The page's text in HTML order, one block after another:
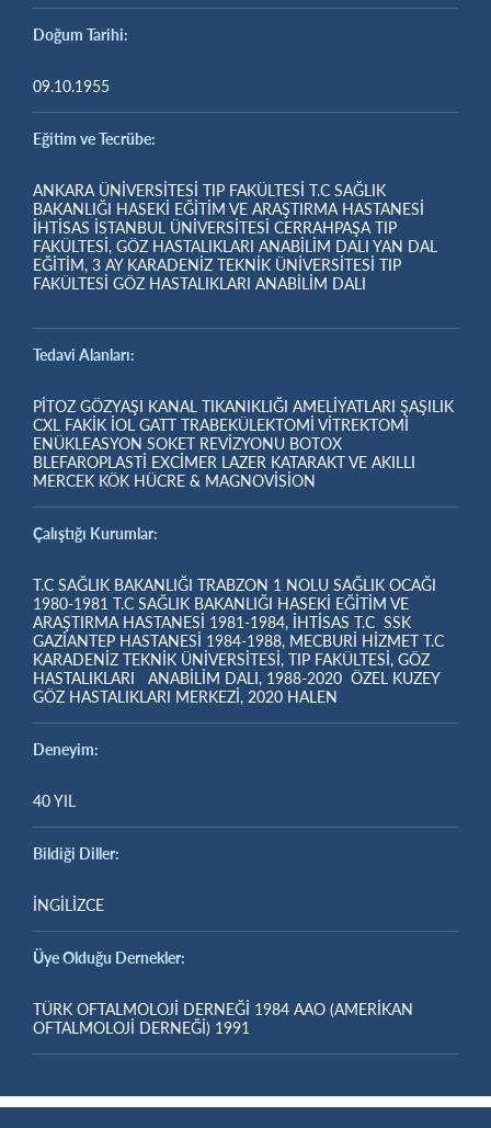
Doğum Tarihi:
09.10.1955
Eğitim ve Tecrübe:
ANKARA ÜNİVERSİTESİ TIP FAKÜLTESİ T.C SAĞLIK
BAKANLIĞI HASEKİ EĞİTİM VE ARAŞTIRMA HASTANESİ
İHTİSAS İSTANBUL ÜNİVERSİTESİ CERRAHPAŞA TIP
FAKÜLTESİ, GÖZ HASTALIKLARI ANABİLİM DALI YAN DAL
EĞİTİM, 3 AY KARADENİZ TEKNİK ÜNİVERSİTESİ TIP
FAKÜLTESİ GÖZ HASTALIKLARI ANABİLİM DALI
Tedavi Alanları:
PİTOZ GÖZYAŞI KANAL TIKANIKLIĞI AMELİYATLARI ŞAŞILIK
CXL FAKİK İOL GATT TRABEKÜLEKTOMİ VİTREKTOMİ
ENÜKLEASYON SOKET REVİZYONU BOTOX
BLEFAROPLASTİ EXCİMER LAZER KATARAKT VE AKILLI
MERCEK KÖK HÜCRE & MAGNOVİSİON
Çalıştığı Kurumlar:
T.C SAĞLIK BAKANLIĞI TRABZON 1 NOLU SAĞLIK OCAĞI
1980-1981 T.C SAĞLIK BAKANLIĞI HASEKİ EĞİTİM VE
ARAŞTIRMA HASTANESİ 1981-1984, İHTİSAS T.C SSK
GAZİANTEP HASTANESİ 1984-1988, MECBURİ HİZMET T.C
KARADENİZ TEKNİK ÜNİVERSİTESİ, TIP FAKÜLTESİ, GÖZ
HASTALIKLARI ANABİLİM DALI, 1988-2020 ÖZEL KUZEY
GÖZ HASTALIKLARI MERKEZİ, 2020 HALEN
Deneyim:
40 YIL
Bildiği Diller:
İNGİLİZCE
Üye Olduğu Dernekler:
TÜRK OFTALMOLOJİ DERNEĞİ 1984 AAO (AMERİKAN
OFTALMOLOJİ DERNEĞİ) 1991